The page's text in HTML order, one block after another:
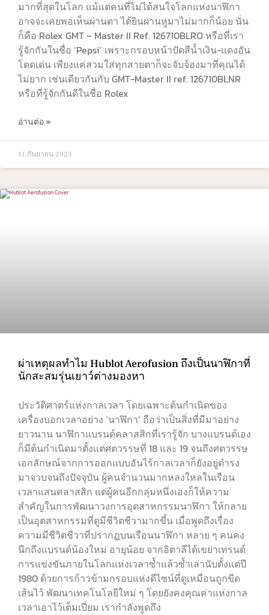
มากที่สุดในโลก แม้แต่คนที่ไม่ได้สนใจโลกแห่งนาฬิกา
อาจจะเคยพอเห็นผ่านตา ได้ยินผ่านหูมาไม่มากก็น้อย นั่น
ก็คือ Rolex GMT – Master II Ref. 126710BLRO หรือที่เรา
รู้จักกันในชื่อ ‘Pepsi’ เพราะกรอบหน้าปัดสีน้ำเงิน-แดงอัน
โดดเด่น เพียงแค่สวมใส่ทุกสายตาก็จะจับจ้องมาที่คุณได้
ไม่ยาก เช่นเดียวกันกับ GMT-Master II ref. 126710BLNR
หรือที่รู้จักกันดีในชื่อ Rolex
อ่านต่อ »
11 กันยายน 2023
ผ่าเหตุผลทำไม Hublot Aerofusion ถึงเป็นนาฬิกาที่
นักสะสมรุ่นเยาว์ต่างมองหา
ประวัติศาตร์แห่งกาลเวลา โดยเฉพาะต้นกำเนิดของ
เครื่องบอกเวลาอย่าง ‘นาฬิกา’ ถือว่าเป็นสิ่งที่มีมาอย่าง
ยาวนาน นาฬิกาแบรนด์คลาสสิกที่เรารู้จัก บางแบรนด์เอง
ก็มีต้นกำเนิดมาตั้งแต่ศตวรรษที่ 18 และ 19 จนถึงศตวรรษ
เอกลักษณ์จากการออกแบบอันไร้กาลเวลาก็ยังอยู่ดำรง
มาจวบจนถึงปัจจุบัน ผู้คนจำนวนมากหลงใหลในเรือน
เวลาแสนคลาสสิก แต่ผู้คนอีกกลุ่มหนึ่งเองก็ให้ความ
สำคัญในการพัฒนาวงการอุตสาหกรรมนาฬิกา ให้กลาย
เป็นอุตสาหกรรมที่ดูมีชีวิตชีวามากขึ้น เมื่อพูดถึงเรื่อง
ความมีชีวิตชีวาที่ปรากฏบนเรือนนาฬิกา หลาย ๆ คนคง
นึกถึงแบรนด์น้องใหม่ อายุน้อย จากอิตาลีได้เขย่าเทรนด์
การแข่งขันภายในโลกแห่งเวลาซ้ำแล้วซ้ำเล่านับตั้งแต่ปี
1980 ด้วยการก้าวข้ามกรอบแห่งดีไซน์ที่ดูเหมือนถูกขีด
เส้นไว้ พัฒนาเทคโนโลยีใหม่ ๆ โดยยังคงคุณค่าแห่งกาล
เวลาเอาไว้เต็มเปี่ยม เรากำลังพูดถึง